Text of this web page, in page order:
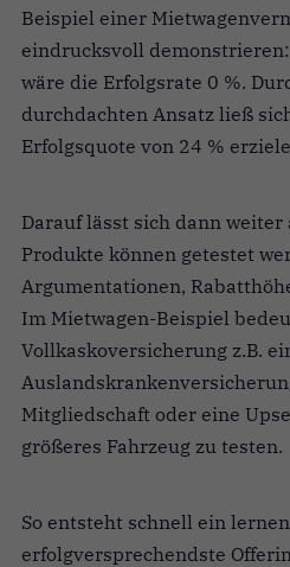
Beispiel einer
eindrucksvoll
wäre die Erfolgsrate 0 %.
durchdachten Ansatz ließ
Erfolgsquote von 24 %
Darauf lässt sich dann weiter
Produkte können getestet
Argumentationen,
Im Mietwagen-Beispiel
Vollkaskoversicherung z.B.
Mitgliedschaft oder eine
größeres Fahrzeug zu testen.
So entsteht schnell ein
erfolgversprechendste